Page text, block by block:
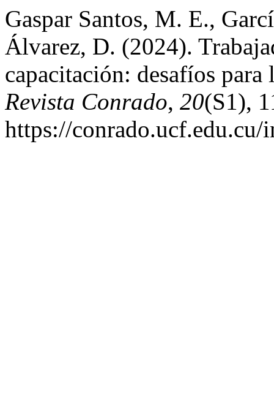
Gaspar Santos, M. E.,
Álvarez, D. (2024).
capacitación: desafíos para
Revista Conrado, 20(S1),
https://